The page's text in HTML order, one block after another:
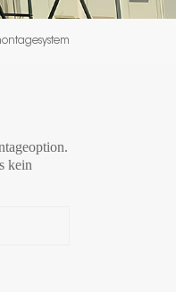
português
日本語
kein